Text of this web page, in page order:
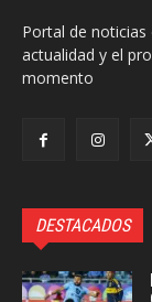
Portal de
actualidad y el
momento
DESTACADOS